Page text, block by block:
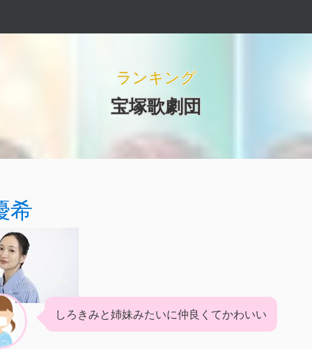
ランキング
宝塚歌劇団
希
しろきみと姉妹みたいに仲良くてかわいい